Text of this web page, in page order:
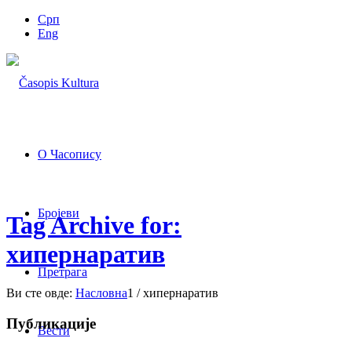
Срп
Eng
О Часопису
Бројеви
Претрага
Вести
Tag Archive for:
хипернаратив
Ви сте овде: Насловна1 / хипернаратив
Публикације